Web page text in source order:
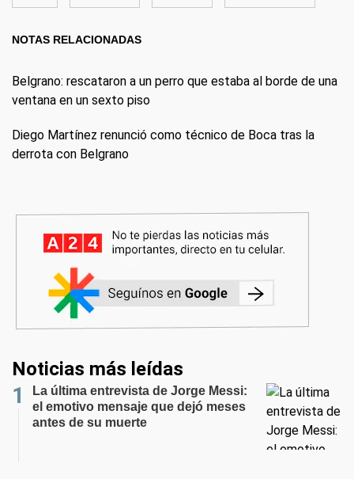
NOTAS RELACIONADAS
Belgrano: rescataron a un perro que estaba al borde de una
ventana en un sexto piso
Diego Martínez renunció como técnico de Boca tras la
derrota con Belgrano
Noticias más leídas
La última entrevista de Jorge Messi:
el emotivo mensaje que dejó meses
antes de su muerte